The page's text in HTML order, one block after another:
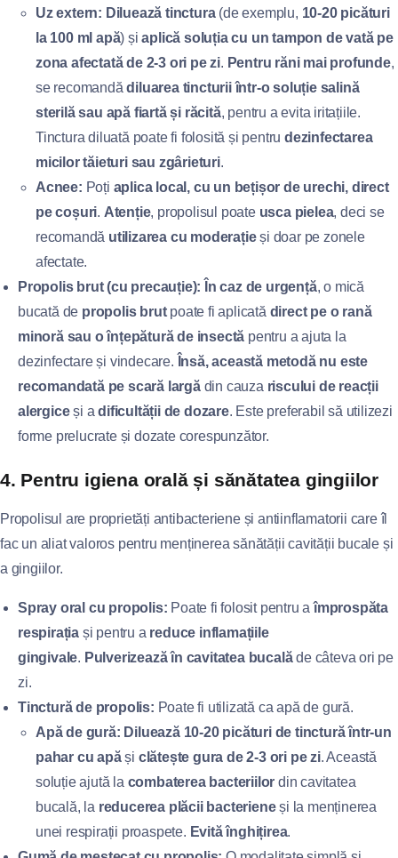
Uz extern: Diluează tinctura(de exemplu, 10-20 picături
la 100 ml apă) șiaplică soluția cu un tampon de vată pe
zona afectată de 2-3 ori pe zi. Pentru răni mai profunde,
se recomandădiluarea tincturii într-o soluție salină
sterilă sau apă fiartă și răcită, pentru a evita iritațiile.
Tinctura diluată poate fi folosită și pentrudezinfectarea
micilor tăieturi sau zgârieturi.
Acnee: Poți aplica local, cu un bețișor de urechi, direct
pe coșuri. Atenție, propolisul poate usca pielea, deci se
recomandă utilizarea cu moderațieși doar pe zonele
afectate.
Propolis brut (cu precauție): În caz de urgență, o mică
bucată de propolis brutpoate fi aplicată direct pe o rană
minoră sau o înțepătură de insectă pentru a ajuta la
dezinfectare și vindecare. Însă, această metodă nu este
recomandată pe scară largădin cauza riscului de reacții
alergiceși adificultății de dozare. Este preferabil să utilizezi
forme prelucrate și dozate corespunzător.
4. Pentru igiena orală și sănătatea gingiilor
Propolisul are proprietăți antibacteriene și antiinflamatorii care îl
fac un aliat valoros pentru menținerea sănătății cavității bucale și
a gingiilor.
Spray oral cu propolis: Poate fi folosit pentru aîmprospăta
respirația și pentru a reduce inflamațiile
gingivale. Pulverizează în cavitatea bucalăde câteva ori pe
zi.
Tinctură de propolis: Poate fi utilizată ca apă de gură.
Apă de gură: Diluează 10-20 picături de tinctură într-un
pahar cu apăși clătește gura de 2-3 ori pe zi. Această
soluție ajută la combaterea bacteriilor din cavitatea
bucală, la reducerea plăcii bacterieneși la menținerea
unei respirații proaspete. Evită înghițirea.